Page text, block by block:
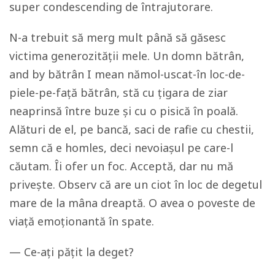
super condescending de întrajutorare.
N-a trebuit să merg mult până să găsesc
victima generozității mele. Un domn bătrân,
and by bătrân I mean nămol-uscat-în loc-de-
piele-pe-față bătrân, stă cu țigara de ziar
neaprinsă între buze și cu o pisică în poală.
Alături de el, pe bancă, saci de rafie cu chestii,
semn că e homles, deci nevoiașul pe care-l
căutam. Îi ofer un foc. Acceptă, dar nu mă
privește. Observ că are un ciot în loc de degetul
mare de la mâna dreaptă. O avea o poveste de
viață emoționantă în spate.
— Ce-ați pățit la deget?